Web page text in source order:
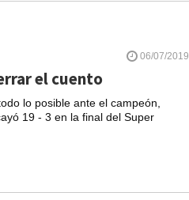
06/07/2019
el cuento
lo posible ante el campeón,
19 - 3 en la final del Super